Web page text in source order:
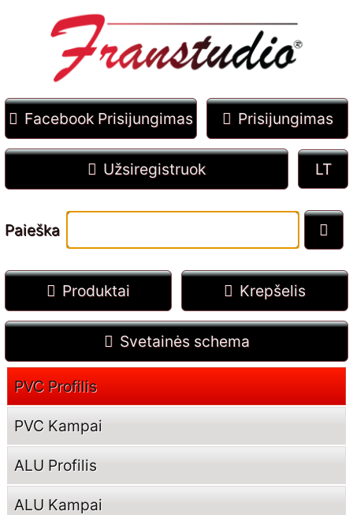
Facebook Prisijungimas Prisijungimas
Užsiregistruok
Paieška
Produktai Krepšelis
Svetainės schema
PVC Profilis
PVC Kampai
ALU Profilis
ALU Kampai